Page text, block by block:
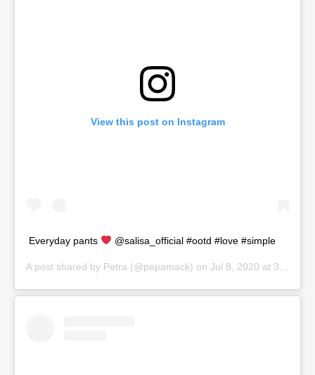
View this post on Instagram
Everyday pants @salisa_official #ootd #love #simple
A post shared by Petra (@pepamack) on Jul 8, 2020 at 3:29am PDT